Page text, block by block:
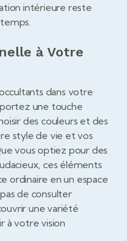
intérieure reste
à Votre
dans votre
une touche
des couleurs et des
style de vie et vos
vous optiez pour des
ces éléments
ordinaire en un espace
de consulter
une variété
à votre vision